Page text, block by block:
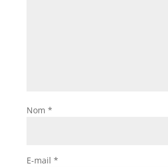
Nom *
E-mail *